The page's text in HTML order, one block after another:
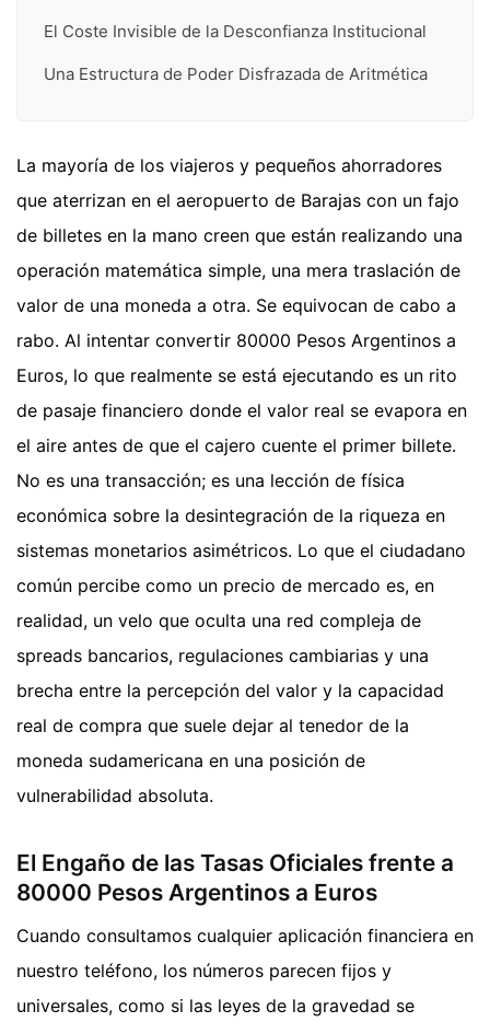
El Coste Invisible de la Desconfianza Institucional
Una Estructura de Poder Disfrazada de Aritmética
La mayoría de los viajeros y pequeños ahorradores
que aterrizan en el aeropuerto de Barajas con un fajo
de billetes en la mano creen que están realizando una
operación matemática simple, una mera traslación de
valor de una moneda a otra. Se equivocan de cabo a
rabo. Al intentar convertir 80000 Pesos Argentinos a
Euros, lo que realmente se está ejecutando es un rito
de pasaje financiero donde el valor real se evapora en
el aire antes de que el cajero cuente el primer billete.
No es una transacción; es una lección de física
económica sobre la desintegración de la riqueza en
sistemas monetarios asimétricos. Lo que el ciudadano
común percibe como un precio de mercado es, en
realidad, un velo que oculta una red compleja de
spreads bancarios, regulaciones cambiarias y una
brecha entre la percepción del valor y la capacidad
real de compra que suele dejar al tenedor de la
moneda sudamericana en una posición de
vulnerabilidad absoluta.
El Engaño de las Tasas Oficiales frente a
80000 Pesos Argentinos a Euros
Cuando consultamos cualquier aplicación financiera en
nuestro teléfono, los números parecen fijos y
universales, como si las leyes de la gravedad se